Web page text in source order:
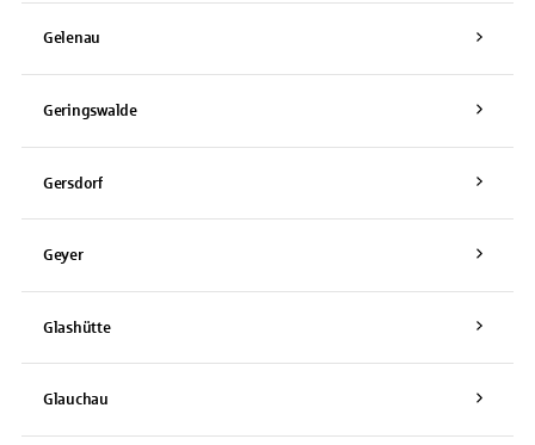
Gelenau
Geringswalde
Gersdorf
Geyer
Glashütte
Glauchau